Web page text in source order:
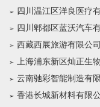
四川温江区洋良医疗
四川郫都区蓝沃汽车
西藏西展旅游有限公司
上海浦东新区灿正生
云南驰彩智能制造有
香港长城新材料有限